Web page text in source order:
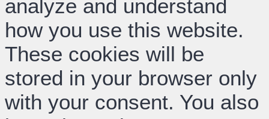
analyze and understand
how you use this website.
These cookies will be
stored in your browser only
with your consent. You also